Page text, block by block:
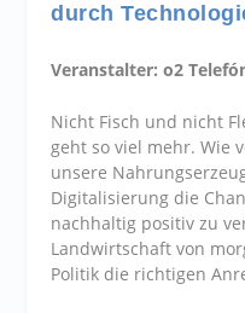
durch
Veranstalter: o2
Nicht Fisch und nicht
geht so viel mehr. Wie
unsere
Digitalisierung die
nachhaltig positiv zu
Landwirtschaft von
Politik die richtigen